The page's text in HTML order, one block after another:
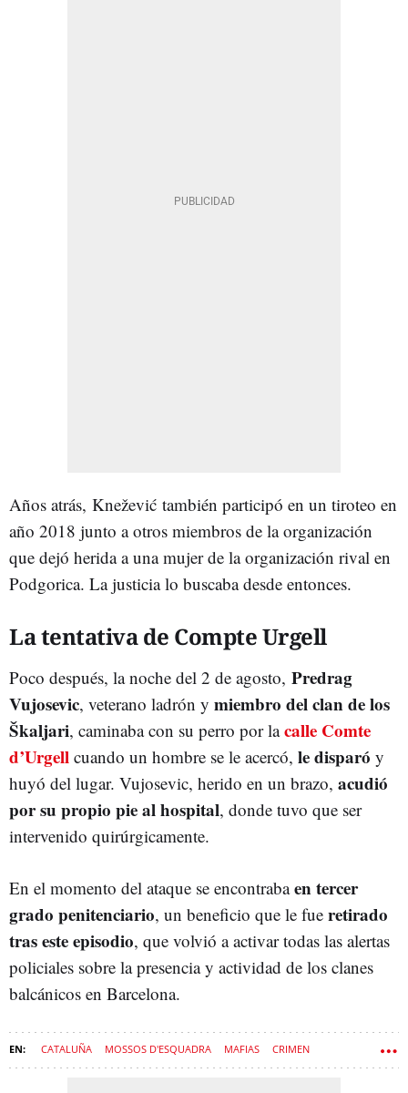
Años atrás, Knežević también participó en un tiroteo en
año 2018 junto a otros miembros de la organización
que dejó herida a una mujer de la organización rival en
Podgorica. La justicia lo buscaba desde entonces.
La tentativa de Compte Urgell
Poco después, la noche del 2 de agosto, Predrag
Vujosevic, veterano ladrón y miembro del clan de los
Škaljari, caminaba con su perro por lacalle Comte
d’Urgell cuando un hombre se le acercó, le disparó y
huyó del lugar. Vujosevic, herido en un brazo, acudió
por su propio pie al hospital, donde tuvo que ser
intervenido quirúrgicamente.
En el momento del ataque se encontrabaen tercer
grado penitenciario, un beneficio que le fue retirado
tras este episodio, que volvió a activar todas las alertas
policiales sobre la presencia y actividad de los clanes
balcánicos en Barcelona.
CATALUÑA MOSSOS D'ESQUADRA MAFIAS CRIMEN